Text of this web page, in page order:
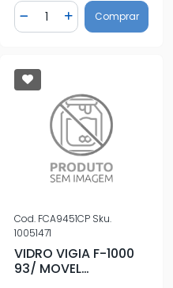
Diminuir Quantidade
Quantidade
AdicionarComprar
Cod. FCA9451CP Sku.
10051471
VIDRO VIGIA F-1000
93/ MOVEL